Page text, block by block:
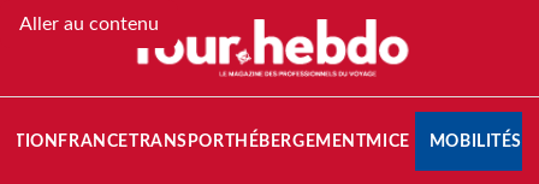
Aller au contenu
FRANCETRANSPORT HÉBERGEMENTMICE MOBILITÉS